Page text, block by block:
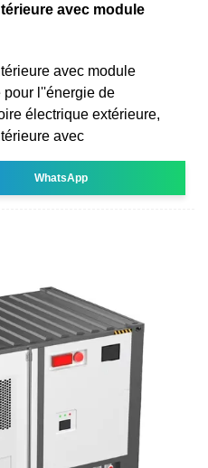
avec module
avec module
pour l''énergie de
électrique extérieure,
avec
WhatsApp